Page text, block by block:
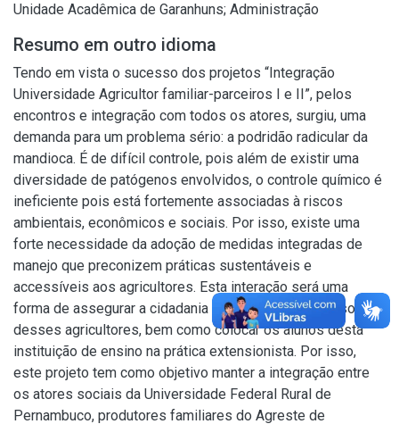
Unidade Acadêmica de Garanhuns; Administração
Resumo em outro idioma
Tendo em vista o sucesso dos projetos “Integração
Universidade Agricultor familiar-parceiros I e II”, pelos
encontros e integração com todos os atores, surgiu, uma
demanda para um problema sério: a podridão radicular da
mandioca. É de difícil controle, pois além de existir uma
diversidade de patógenos envolvidos, o controle químico é
ineficiente pois está fortemente associadas à riscos
ambientais, econômicos e sociais. Por isso, existe uma
forte necessidade da adoção de medidas integradas de
manejo que preconizem práticas sustentáveis e
accessíveis aos agricultores. Esta interação será uma
forma de assegurar a cidadania e garantir a inclusão social
desses agricultores, bem como colocar os alunos desta
instituição de ensino na prática extensionista. Por isso,
este projeto tem como objetivo manter a integração entre
os atores sociais da Universidade Federal Rural de
Pernambuco, produtores familiares do Agreste de